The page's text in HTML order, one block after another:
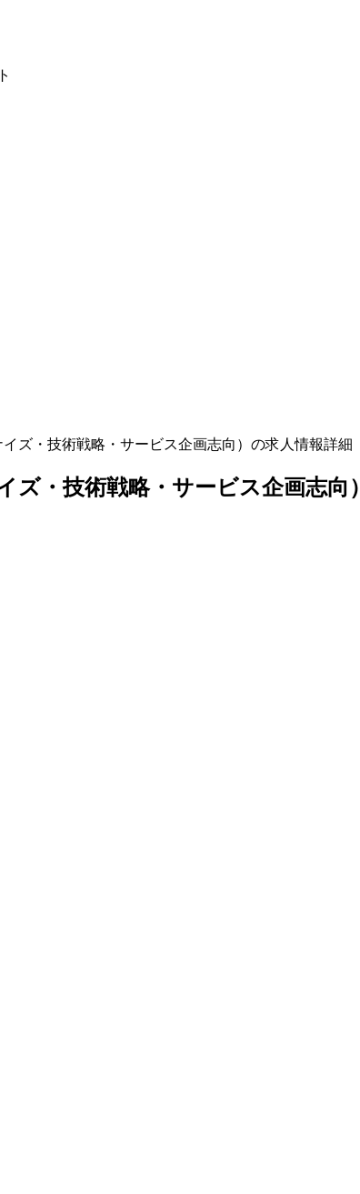
ズ・技術戦略・サービス企画志向）の求人情報詳細
・技術戦略・サービス企画志向）